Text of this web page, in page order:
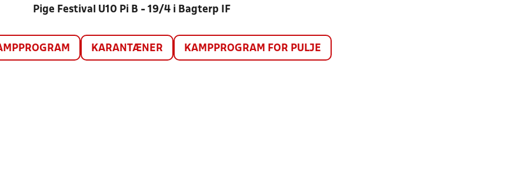
Pige Festival U10 Pi B - 19/4 i Bagterp IF
KARANTÆNER KAMPPROGRAM FOR PULJE